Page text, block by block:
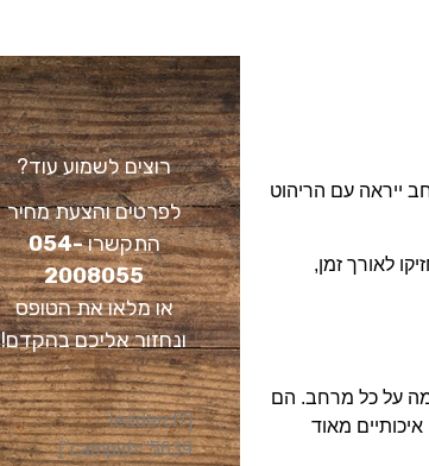
ייראה עם הריהוט
לאורך זמן,
על כל מרחב. הם
מאוד
רוצים לשמוע עוד?
לפרטים והצעת מחיר
התקשרו054-
2008055
או מלאו את הטופס
ונחזור אליכם בהקדם!
[leadercf7
campid="5639"]